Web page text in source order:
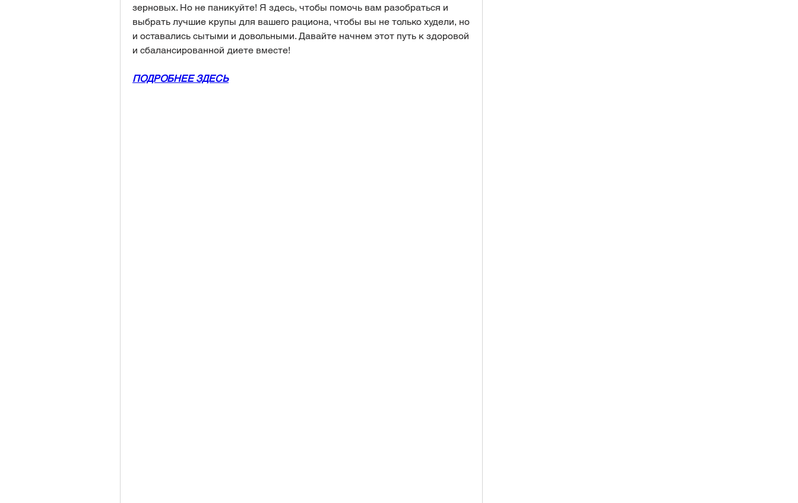
зерновых. Но не паникуйте! Я здесь, чтобы помочь вам разобраться и
выбрать лучшие крупы для вашего рациона, чтобы вы не только худели, но
и оставались сытыми и довольными. Давайте начнем этот путь к здоровой
и сбалансированной диете вместе!
ПОДРОБНЕЕ ЗДЕСЬ